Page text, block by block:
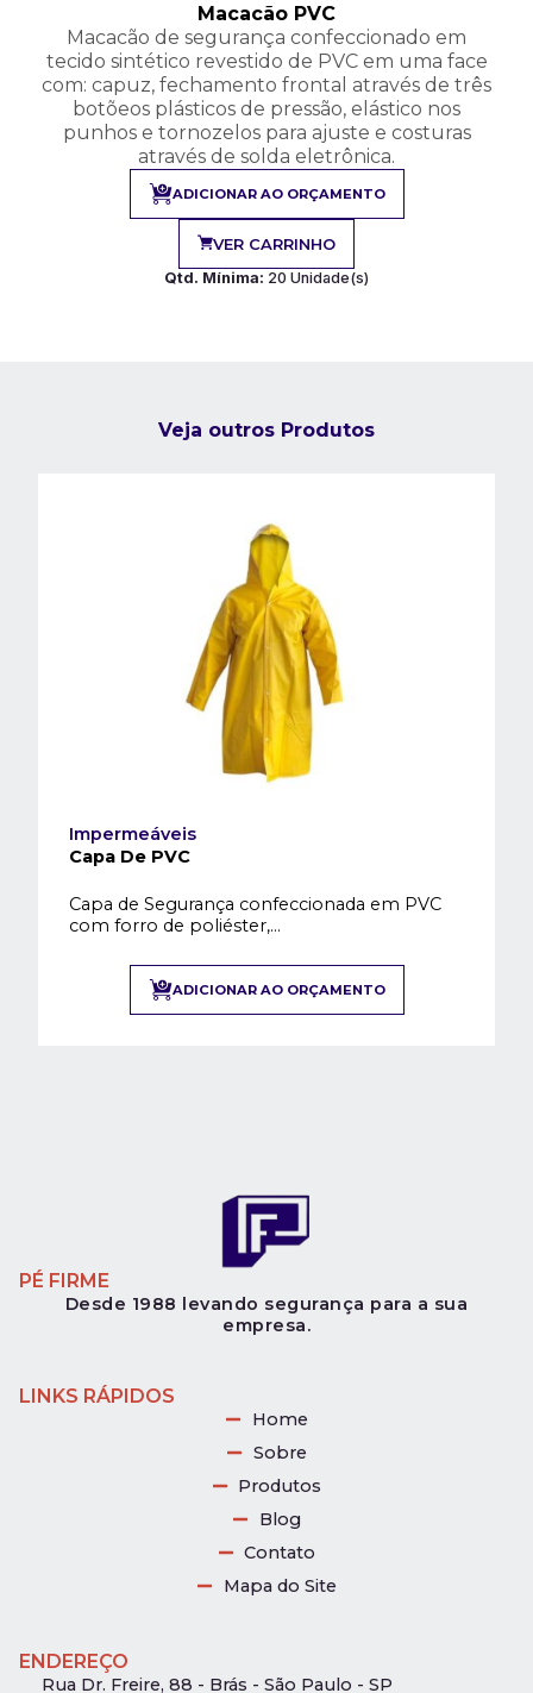
Macacão PVC
Macacão de segurança confeccionado em
tecido sintético revestido de PVC em uma face
com: capuz, fechamento frontal através de três
botõeos plásticos de pressão, elástico nos
punhos e tornozelos para ajuste e costuras
através de solda eletrônica.
ADICIONAR AO ORÇAMENTO
VER CARRINHO
Qtd. Mínima: 20 Unidade(s)
Veja outros Produtos
Impermeáveis
Capa De PVC
Capa de Segurança confeccionada em PVC
com forro de poliéster,...
ADICIONAR AO ORÇAMENTO
PÉ FIRME
Desde 1988 levando segurança para a sua
empresa.
LINKS RÁPIDOS
Home
Sobre
Produtos
Blog
Contato
Mapa do Site
ENDEREÇO
Rua Dr. Freire, 88 - Brás - São Paulo - SP